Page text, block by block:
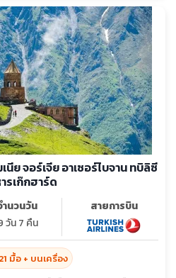
ย จอร์เจีย อาเซอร์ไบจาน ทบิลิซี
รเก๊กฮาร์ด
ำนวนวัน
วัน 7 คืน
สายการบิน
มื้อ + บนเครื่อง